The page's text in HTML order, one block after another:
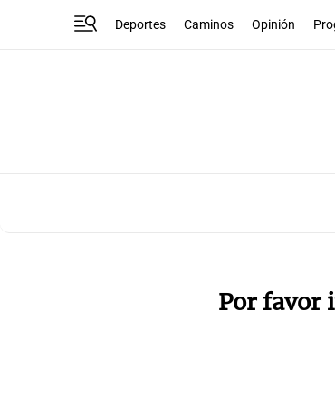
Deportes Caminos Opinión
Por favor